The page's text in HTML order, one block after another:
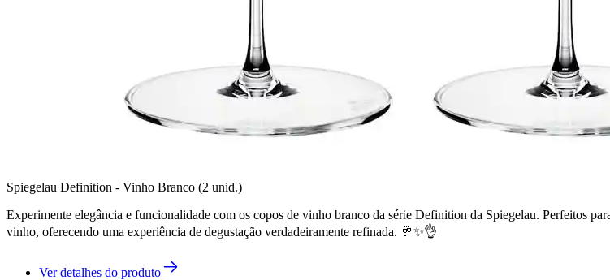
Spiegelau Definition - Vinho Branco (2 unid.)
Experimente elegância e funcionalidade com os copos de vinho branco da série Definition da Spiegelau. Perfeitos
vinho, oferecendo uma experiência de degustação verdadeiramente refinada. 🥂✨👌
Ver detalhes do produto